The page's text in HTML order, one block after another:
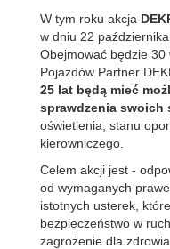
W tym roku akcja
w dniu 22
Obejmować będzie
Pojazdów Partner
25 lat będą mieć
sprawdzenia swoich
oświetlenia, stanu
kierowniczego.
Celem akcji jest -
od wymaganych
istotnych usterek,
bezpieczeństwo w
zagrożenie dla